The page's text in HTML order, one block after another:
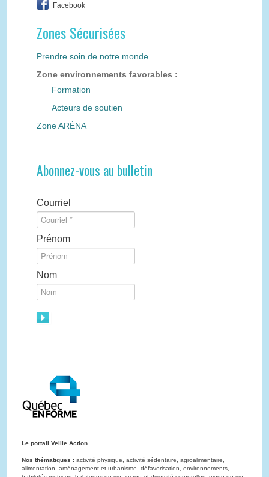
Facebook
Zones Sécurisées
Prendre soin de notre monde
Zone environnements favorables :
Formation
Acteurs de soutien
Zone ARÉNA
Abonnez-vous au bulletin
Courriel
Prénom
Nom
Le portail Veille Action
Nos thématiques : activité physique, activité sédentaire, agroalimentaire,
alimentation, aménagement et urbanisme, défavorisation, environnements,